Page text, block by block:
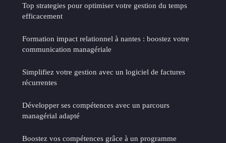
Top strategies pour optimiser votre gestion du temps
efficacement
Formation impact relationnel à nantes : boostez votre
communication managériale
Simplifiez votre gestion avec un logiciel de factures
récurrentes
Développer ses compétences avec un parcours
managérial adapté
Boostez vos compétences grâce à un programme